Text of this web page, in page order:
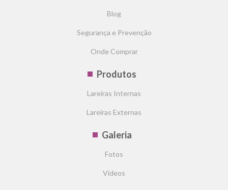
Blog
Segurança e Prevenção
Onde Comprar
Produtos
Lareiras Internas
Lareiras Externas
Galeria
Fotos
Vídeos